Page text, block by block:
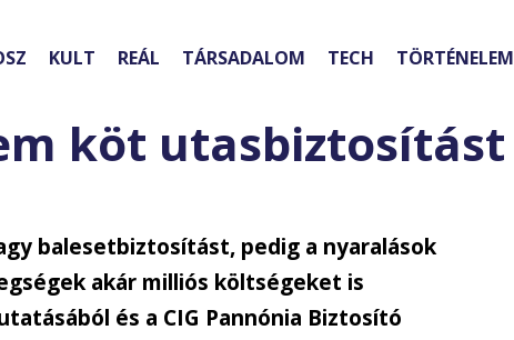
KULT REÁL TÁRSADALOM TECH TÖRTÉNELEM
köt utasbiztosítást
balesetbiztosítást, pedig a nyaralások
akár milliós költségeket is
és a CIG Pannónia Biztosító